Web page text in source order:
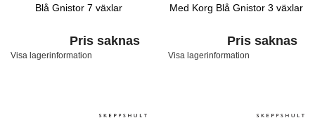
Blå Gnistor 7 växlar
Pris saknas
Visa lagerinformation
Med Korg Blå Gnistor 3 växlar
Pris saknas
Visa lagerinformation